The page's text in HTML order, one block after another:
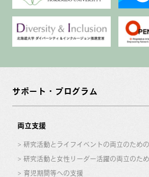
サポート・プログラム
両立支援
研究活動とライフイベントの両立のため
研究活動と女性リーダー活躍の両立のた
育児期間等への支援